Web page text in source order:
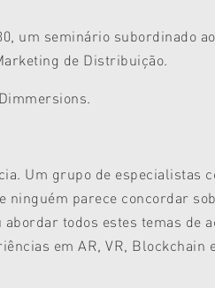
um seminário subordinado
de Distribuição.
Um grupo de especialistas
parece concordar
todos estes temas de
em AR, VR,